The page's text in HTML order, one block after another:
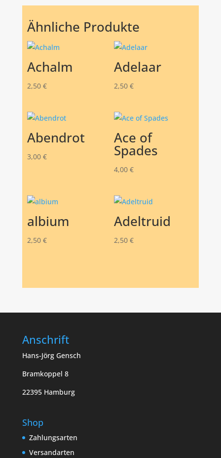
Ähnliche Produkte
Achalm
2,50 €
Adelaar
2,50 €
Abendrot
3,00 €
Ace of
Spades
4,00 €
albium
2,50 €
Adeltruid
2,50 €
Anschrift
Hans-Jörg Gensch
Bramkoppel 8
22395 Hamburg
Shop
Zahlungsarten
Versandarten